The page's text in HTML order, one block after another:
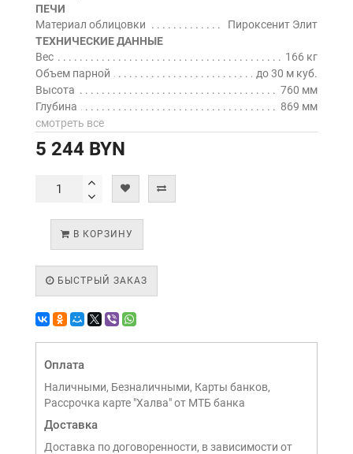
ПЕЧИ
Материал облицовки
Пироксенит Элит
ТЕХНИЧЕСКИЕ ДАННЫЕ
Вес
166 кг
Объем парной
до 30 м куб.
Высота
760 мм
Глубина
869 мм
смотреть все
5 244 BYN
В КОРЗИНУ
БЫСТРЫЙ ЗАКАЗ
Оплата
Наличными, Безналичными, Карты банков,
Рассрочка карте "Халва" от МТБ банка
Доставка
Доставка по договоренности, в зависимости от